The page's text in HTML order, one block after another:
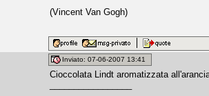
(Vincent Van Gogh)
Inviato: 07-06-2007 13:41
Cioccolata Lindt aromatizzata